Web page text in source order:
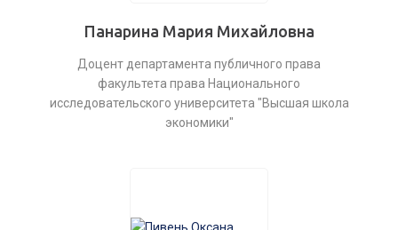
Панарина Мария Михайловна
Доцент департамента публичного права
факультета права Национального
исследовательского университета "Высшая школа
экономики"